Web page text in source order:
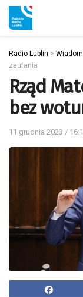
Radio Lublin >
zaufania
Rząd
bez
11 grudnia 2023 /